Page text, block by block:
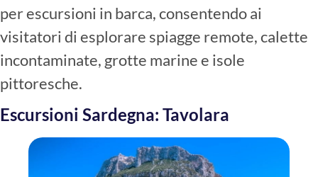
per escursioni in barca, consentendo ai
visitatori di esplorare spiagge remote, calette
incontaminate, grotte marine e isole
pittoresche.
Escursioni Sardegna: Tavolara